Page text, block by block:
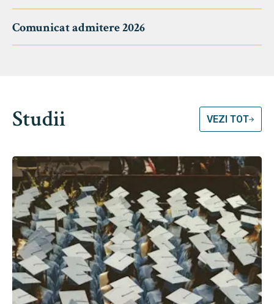
Comunicat admitere 2026
Studii VEZI TOT